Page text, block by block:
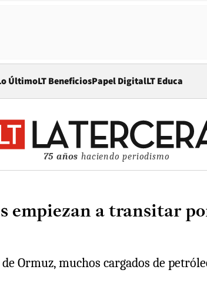
ÚltimoLT BeneficiosPapel DigitalOpens in new
LT Educa
75 años haciendo periodismo
a transitar
Ormuz, muchos cargados de